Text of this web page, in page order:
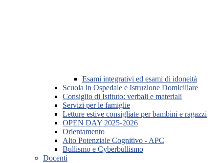
Esami integrativi ed esami di idoneità
Scuola in Ospedale e Istruzione Domiciliare
Consiglio di Istituto: verbali e materiali
Servizi per le famiglie
Letture estive consigliate per bambini e ragazzi
OPEN DAY 2025-2026
Orientamento
Alto Potenziale Cognitivo - APC
Bullismo e Cyberbullismo
Docenti